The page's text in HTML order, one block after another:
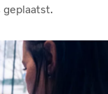
geplaatst.